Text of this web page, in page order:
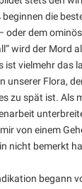
die
oder dem
wird der Mord
ist vielmehr das
unserer Flora,
zu spät ist. Als
von einem
nicht bemerkt
begann